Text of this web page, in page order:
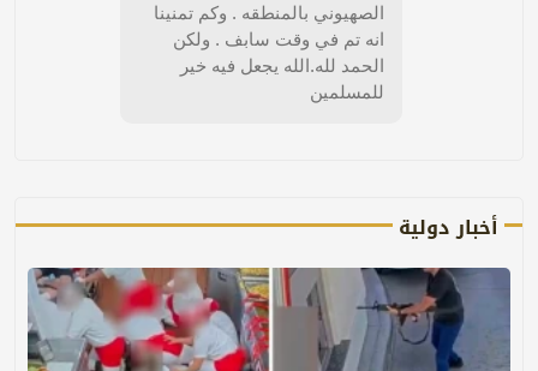
الصهيوني بالمنطقه . وكم تمنينا
انه تم في وقت سابف . ولكن
الحمد لله.الله يجعل فيه خير
للمسلمين
أخبار دولية